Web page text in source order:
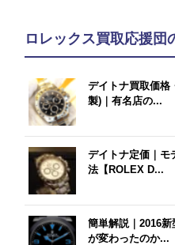
ロレックス買取応援団
デイトナ買取価格
製)｜有名店の...
デイトナ定価｜モ
法【ROLEX D...
簡単解説｜2016
が変わったのか...